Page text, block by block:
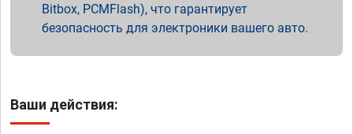
Bitbox, PCMFlash), что гарантирует
безопасность для электроники вашего авто.
Ваши действия: